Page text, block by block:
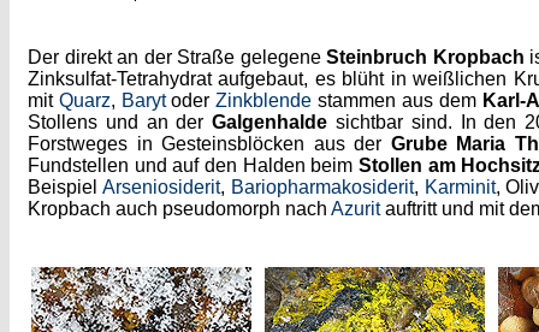
Der direkt an der Straße gelegeneSteinbruch Kropbach
Zinksulfat-Tetrahydrat aufgebaut, es blüht in weißlichen
mit Quarz, BarytoderZinkblende stammen aus dem Karl-
Stollens und an derGalgenhalde sichtbar sind. In den
Forstweges in Gesteinsblöcken aus der Grube Maria
Fundstellen und auf den Halden beim Stollen am
Beispiel Arseniosiderit, Bariopharmakosiderit, Karminit,
Kropbach auch pseudomorph nach Azuritauftritt und mit